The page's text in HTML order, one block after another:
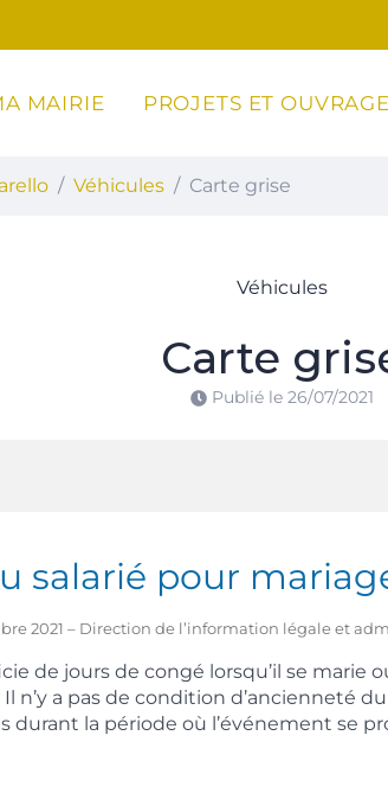
Caldarello
MAIRIE PROJETS ET
Véhicules Carte grise
Véhicules
Carte
Publié le 26/07/2021
salarié pour
2021 – Direction de l’information légale et
de jours de congé lorsqu’il se marie
Il n’y a pas de condition d’ancienneté
durant la période où l’événement se